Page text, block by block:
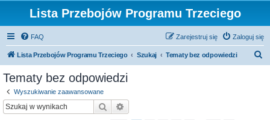
Lista Przebojów Programu Trzeciego
FAQ Zaloguj się
Zarejestruj się
Lista Przebojów Programu Trzeciego Szukaj Tematy bez odpowiedzi
Tematy bez odpowiedzi
Wyszukiwanie zaawansowane
Szukaj